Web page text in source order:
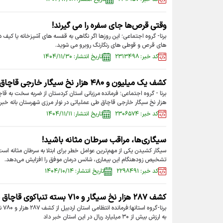
وقتی قرص‌ها جای سفره را می گیرند!
برنا- گروه اجتماعی؛ این روزها اگر نگاهی به قفسه های آشپزخانه یا کیف
های قرص و قوطی های رنگارنگ روبرو می شوید.
کد خبر: ۲۳۱۳۴۹۸
تاریخ انتشار: ۱۴۰۴/۱۱/۳۰
کشف یک میلیون و ۴۸۰ هزار نخ سیگار خارجی قاچاق در بانه
هزار نخ سیگار خارجی قاچاق طی عملیاتی در نوار مرزی شهرستان بانه
کد خبر: ۲۳۰۶۵۷۴
تاریخ انتشار: ۱۴۰۴/۱۱/۱۱
سیگاری‌ها، مراقب سرطان مثانه باشید!
سیگار کشیدن یکی از مهم‌ترین عوامل خطر برای ابتلا به سرطان مثانه
تشخیص زودهنگام این بیماری، شانس درمان موفق را افزایش می‌دهد.
کد خبر: ۲۲۹۸۴۹۱
تاریخ انتشار: ۱۴۰۴/۱۰/۱۴
کشف ۲۸۷ هزار نخ سیگار و ۷۱۰ بسته تنباکوی قاچاق در اردبیل
به ارزش بیش از ۳۰ میلیارد ریال در این استان خبر داد